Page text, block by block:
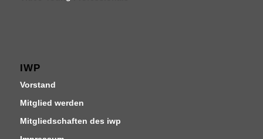
IWP
Vorstand
Mitglied werden
Mitgliedschaften des iwp